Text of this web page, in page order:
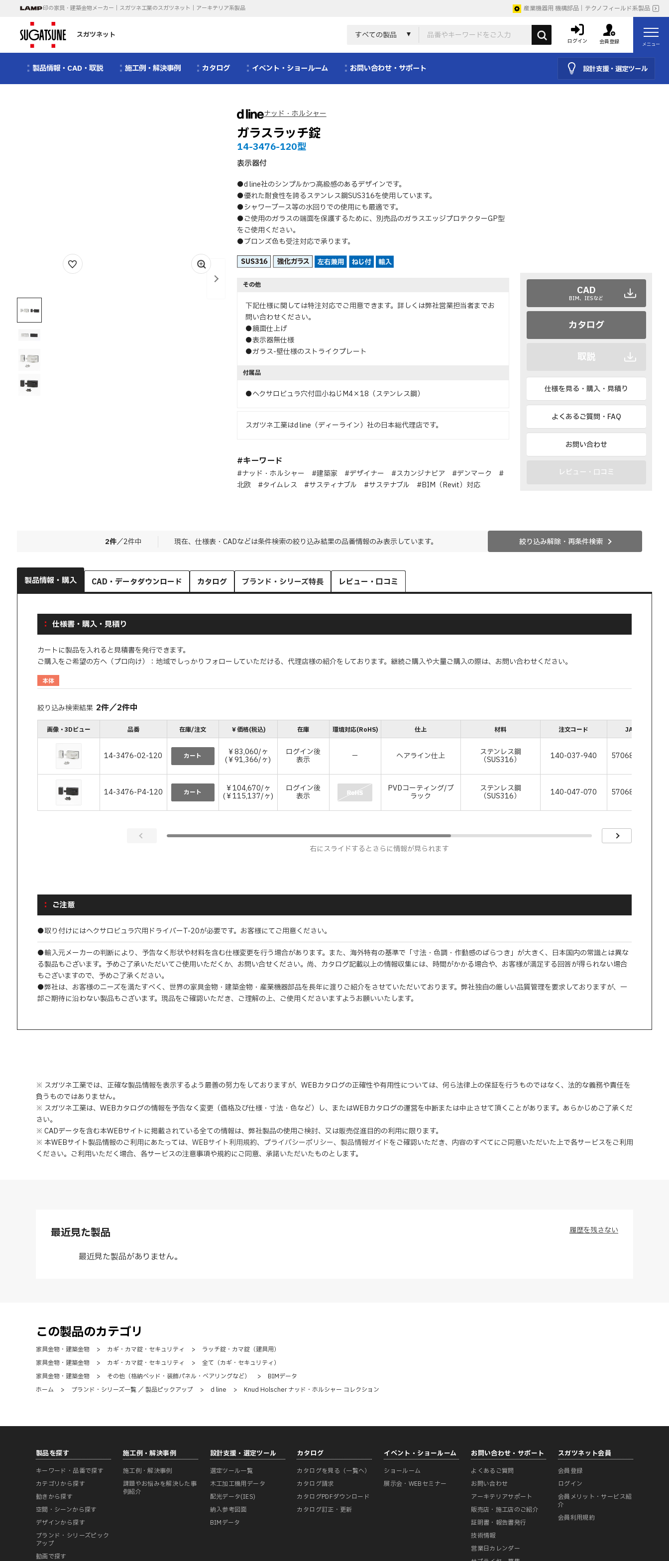
印の家具・建築金物メーカー｜スガツネ工業のスガツネット｜アーキテリア系製品 産業機器用 機構部品｜テクノフィールド系製品
スガツネット すべての製品
ログイン 会員登録 メニュー
製品情報・CAD・取説 施工例・解決事例 カタログ イベント・ショールーム お問い合わせ・サポート 設計支援・選定ツール
ナッド・ホルシャー
ガラスラッチ錠
14-3476-120型
表示器付
●d line社のシンプルかつ高級感のあるデザインです。
●優れた耐食性を誇るステンレス鋼SUS316を使用しています。
●シャワーブース等の水回りでの使用にも最適です。
●ご使用のガラスの端面を保護するために、別売品のガラスエッジプロテクターGP型
をご使用ください。
●ブロンズ色も受注対応で承ります。
その他
下記仕様に関しては特注対応でご用意できます。詳しくは弊社営業担当者までお
問い合わせください。
●鏡面仕上げ
●表示器無仕様
●ガラス-壁仕様のストライクプレート
付属品
●ヘクサロビュラ穴付皿小ねじM4×18（ステンレス鋼）
スガツネ工業はd line（ディーライン）社の日本総代理店です。
#キーワード
#ナッド・ホルシャー #建築家 #デザイナー #スカンジナビア #デンマーク #
北欧 #タイムレス #サスティナブル #サステナブル #BIM（Revit）対応
CAD
BIM、IESなど
カタログ
取説
仕様を見る・購入・見積り
よくあるご質問・FAQ
お問い合わせ
レビュー・口コミ
2件／2件中 現在、仕様表・CADなどは条件検索の絞り込み結果の品番情報のみ表示しています。 絞り込み解除・再条件検索
製品情報・購入 CAD・データダウンロード カタログ ブランド・シリーズ特長 レビュー・口コミ
仕様書・購入・見積り
カートに製品を入れると見積書を発行できます。
ご購入をご希望の方へ（プロ向け）：地域でしっかりフォローしていただける、代理店様の紹介をしております。継続ご購入や大量ご購入の際は、お問い合わせください。
本体
絞り込み検索結果 2件／2件中
画像・3Dビュー 品番 在庫/注文 ￥価格(税込) 在庫 環境対応(RoHS) 仕上 材料 注文コード JANコード
14-3476-02-120 カート ￥83,060/ヶ
(￥91,366/ヶ)
ログイン後
表示 － ヘアライン仕上 ステンレス鋼
（SUS316） 140-037-940 5706847791266
14-3476-P4-120 カート ￥104,670/ヶ
(￥115,137/ヶ)
ログイン後
表示
PVDコーティング/ブ
ラック
ステンレス鋼
（SUS316） 140-047-070 5706847819236
右にスライドするとさらに情報が見られます
ご注意
●取り付けにはヘクサロビュラ穴用ドライバーT-20が必要です。お客様にてご用意ください。
●輸入元メーカーの判断により、予告なく形状や材料を含む仕様変更を行う場合があります。また、海外特有の基準で「寸法・色調・作動感のばらつき」が大きく、日本国内の常識とは異な
る製品もございます。予めご了承いただいてご使用いただくか、お問い合せください。尚、カタログ記載以上の情報収集には、時間がかかる場合や、お客様が満足する回答が得られない場合
もございますので、予めご了承ください。
●弊社は、お客様のニーズを満たすべく、世界の家具金物・建築金物・産業機器部品を長年に渡りご紹介をさせていただいております。弊社独自の厳しい品質管理を要求しておりますが、一
部ご期待に沿わない製品もございます。現品をご確認いただき、ご理解の上、ご使用くださいますようお願いいたします。
※ スガツネ工業では、正確な製品情報を表示するよう最善の努力をしておりますが、WEBカタログの正確性や有用性については、何ら法律上の保証を行うものではなく、法的な義務や責任を
負うものではありません。
※ スガツネ工業は、WEBカタログの情報を予告なく変更（価格及び仕様・寸法・色など）し、またはWEBカタログの運営を中断または中止させて頂くことがあります。あらかじめご了承くだ
さい。
※ CADデータを含む本WEBサイトに掲載されている全ての情報は、弊社製品の使用ご検討、又は販売促進目的の利用に限ります。
※ 本WEBサイト製品情報のご利用にあたっては、 WEBサイト利用規約、 プライバシーポリシー、 製品情報ガイドをご確認いただき、内容のすべてにご同意いただいた上で各サービスをご利用
ください。ご利用いただく場合、各サービスの注意事項や規約にご同意、 承諾いただいたものとします。
最近見た製品
最近見た製品がありません。
履歴を残さない
この製品のカテゴリ
家具金物・建築金物 > カギ・カマ錠・セキュリティ >
ラッチ錠・カマ錠（建具用）
家具金物・建築金物
> カギ・カマ錠・セキュリティ >
全て（カギ・セキュリティ）
家具金物・建築金物
> その他（格納ベッド・装飾パネル・ベアリングなど） >
BIMデータ
ホーム
> ブランド・シリーズ一覧 ／ 製品ピックアップ > d line > Knud Holscher ナッド・ホルシャー コレクション
製品を探す
キーワード・品番で探す
カテゴリから探す
動きから探す
空間・シーンから探す
デザインから探す
ブランド・シリーズピック
アップ
動画で探す
施工例・解決事例
施工例・解決事例
課題やお悩みを解決した事
例紹介
設計支援・選定ツール
選定ツール一覧
木工加工機用データ
配光データ(IES)
納入参考図面
BIMデータ
カタログ
カタログを見る（一覧へ）
カタログ請求
カタログPDFダウンロード
カタログ訂正・更新
イベント・ショールーム
ショールーム
展示会・WEBセミナー
お問い合わせ・サポート
よくあるご質問
お問い合わせ
アーキテリアサポート
販売店・施工店のご紹介
証明書・報告書発行
技術情報
営業日カレンダー
スガツネット会員
会員登録
ログイン
会員メリット・サービス紹
介
会員利用規約